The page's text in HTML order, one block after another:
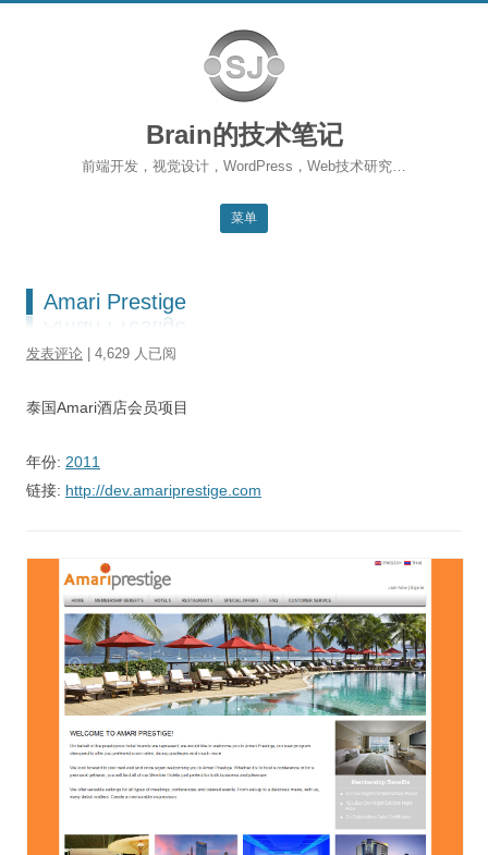
Brain的技术笔记
前端开发，视觉设计，WordPress，Web技术研究…
菜单
视觉/交互设计
关于本站
Amari Prestige
发表评论 | 4,629 人已阅
泰国Amari酒店会员项目
年份: 2011
链接: http://dev.amariprestige.com